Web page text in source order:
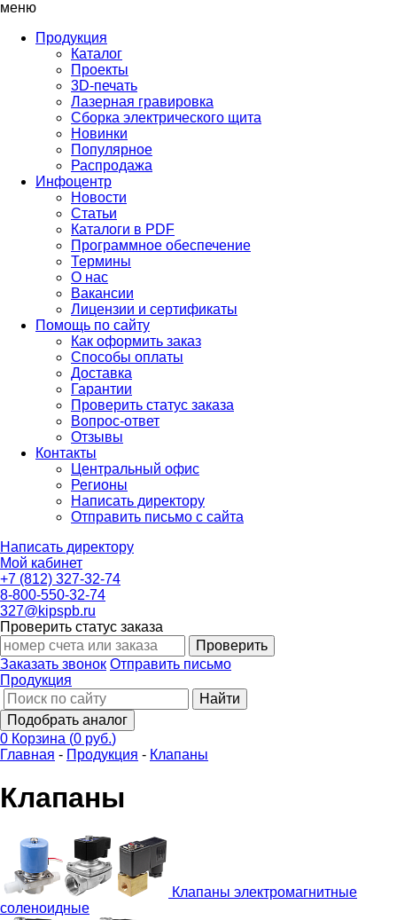
меню
Продукция
Каталог
Проекты
3D-печать
Лазерная гравировка
Сборка электрического щита
Новинки
Популярное
Распродажа
Инфоцентр
Новости
Статьи
Каталоги в PDF
Программное обеспечение
Термины
О нас
Вакансии
Лицензии и сертификаты
Помощь по сайту
Как оформить заказ
Способы оплаты
Доставка
Гарантии
Проверить статус заказа
Вопрос-ответ
Отзывы
Контакты
Центральный офис
Регионы
Написать директору
Отправить письмо с сайта
Написать директору
Мой кабинет
+7 (812) 327-32-74
8-800-550-32-74
327@kipspb.ru
Проверить статус заказа
Проверить
Заказать звонок Отправить письмо
Продукция
Найти
Подобрать аналог
0 Корзина (0 руб.)
Главная - Продукция - Клапаны
Клапаны
Клапаны электромагнитные
соленоидные